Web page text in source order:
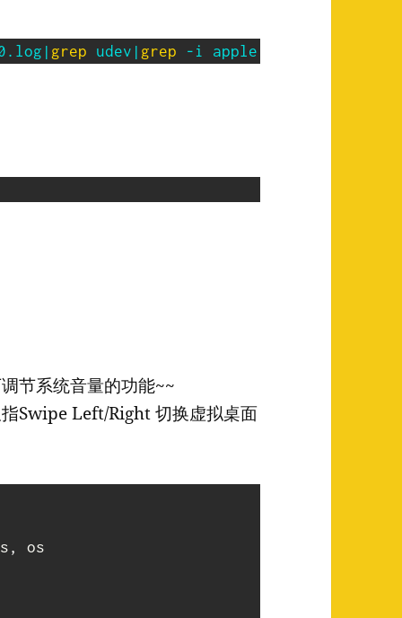
| grep udev | grep -i apple
节系统音量的功能~~
Swipe Left/Right 切换虚拟桌面
,